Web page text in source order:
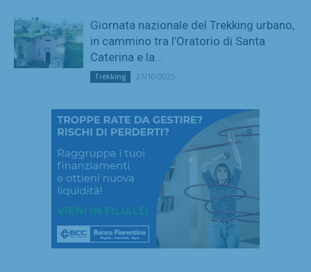
Giornata nazionale del Trekking urbano,
in cammino tra l’Oratorio di Santa
Caterina e la...
Trekking 27/10/2025